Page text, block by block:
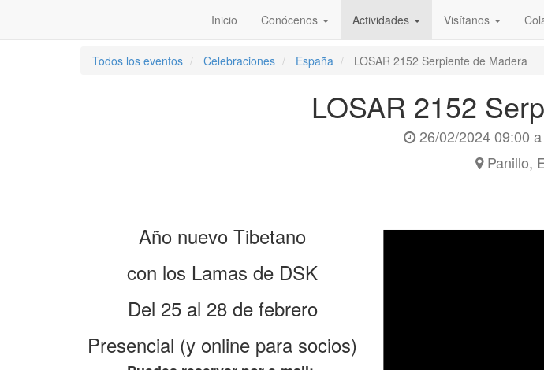
Inicio Conócenos Actividades Visítanos
Todos los eventos Celebraciones España LOSAR 2152 Serpiente de Madera
LOSAR 2152
26/02/2024 09:00 a
Panillo,
Año nuevo Tibetano
con los Lamas de DSK
Del 25 al 28 de febrero
Presencial (y online para socios)